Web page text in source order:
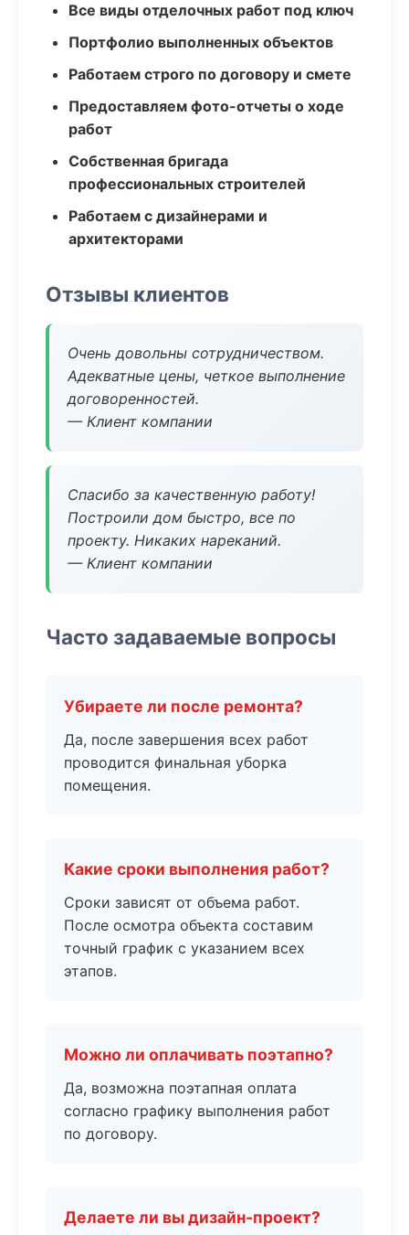
Все виды отделочных работ под ключ
Портфолио выполненных объектов
Работаем строго по договору и смете
Предоставляем фото-отчеты о ходе
работ
Собственная бригада
профессиональных строителей
Работаем с дизайнерами и
архитекторами
Отзывы клиентов
Очень довольны сотрудничеством.
Адекватные цены, четкое выполнение
договоренностей.
— Клиент компании
Спасибо за качественную работу!
Построили дом быстро, все по
проекту. Никаких нареканий.
— Клиент компании
Часто задаваемые вопросы
Убираете ли после ремонта?
Да, после завершения всех работ
проводится финальная уборка
помещения.
Какие сроки выполнения работ?
Сроки зависят от объема работ.
После осмотра объекта составим
точный график с указанием всех
этапов.
Можно ли оплачивать поэтапно?
Да, возможна поэтапная оплата
согласно графику выполнения работ
по договору.
Делаете ли вы дизайн-проект?